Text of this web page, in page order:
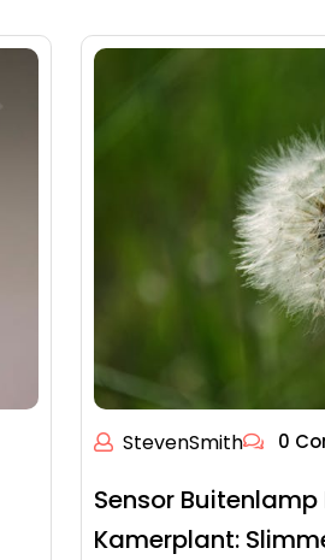
StevenSmith 0
Sensor Buitenlamp
Kamerplant: